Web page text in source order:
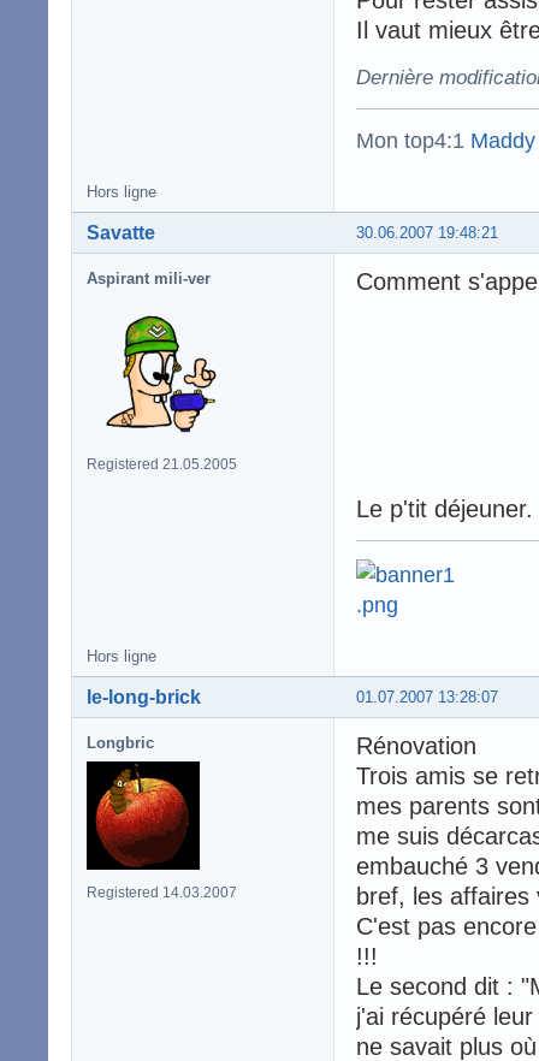
Il vaut mieux
Dernière
Mon top4:1
Hors ligne
30.06.2007 19:48:21
Savatte
Aspirant mili-ver
Registered 21.05.2005
Comment
Le p'tit déjeuner.
Hors ligne
01.07.2007 13:28:07
le-long-brick
Longbric
Registered 14.03.2007
Rénovation
Trois amis se
mes parents
me suis
embauché 3
bref, les
C'est pas
!!!
Le second dit :
j'ai récupéré
ne savait plus